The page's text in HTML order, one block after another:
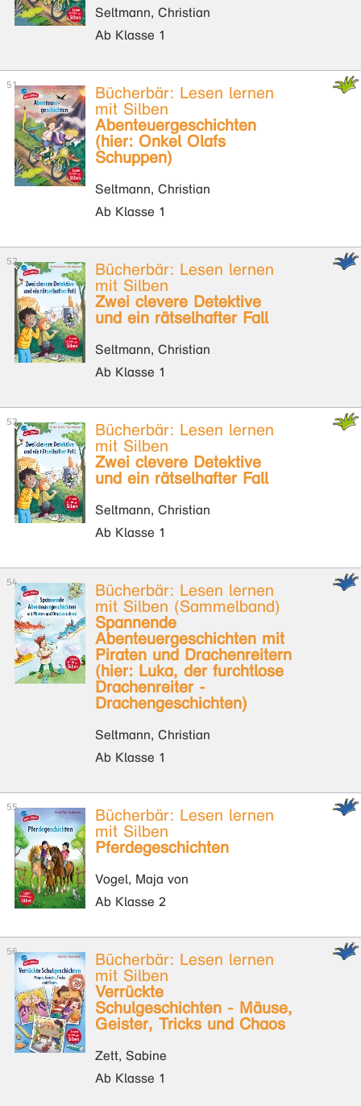
Seltmann, Christian
Ab Klasse 1
Bücherbär: Lesen lernen
mit Silben
Abenteuergeschichten
(hier: Onkel Olafs
Schuppen)
Seltmann, Christian
Ab Klasse 1
Bücherbär: Lesen lernen
mit Silben
Zwei clevere Detektive
und ein rätselhafter Fall
Seltmann, Christian
Ab Klasse 1
Bücherbär: Lesen lernen
mit Silben
Zwei clevere Detektive
und ein rätselhafter Fall
Seltmann, Christian
Ab Klasse 1
Bücherbär: Lesen lernen
mit Silben (Sammelband)
Spannende
Abenteuergeschichten mit
Piraten und Drachenreitern
(hier: Luka, der furchtlose
Drachenreiter -
Drachengeschichten)
Seltmann, Christian
Ab Klasse 1
Bücherbär: Lesen lernen
mit Silben
Pferdegeschichten
Vogel, Maja von
Ab Klasse 2
Bücherbär: Lesen lernen
mit Silben
Verrückte
Schulgeschichten - Mäuse,
Geister, Tricks und Chaos
Zett, Sabine
Ab Klasse 1